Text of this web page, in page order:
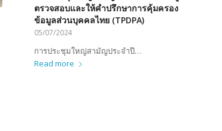
ตรวจสอบและให้คำปรึกษาการคุ้มครอง
ข้อมูลส่วนบุคคลไทย (TPDPA)
05/07/2024
การประชุมใหญ่สามัญประจำปี…
Read more